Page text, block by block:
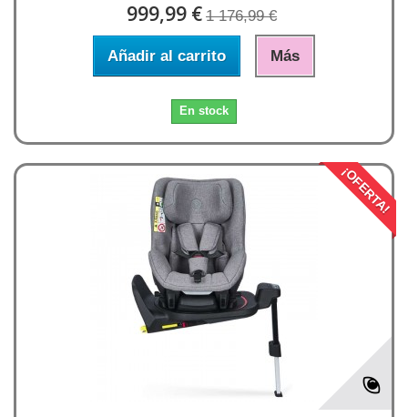
999,99 € 1 176,99 €
Añadir al carrito Más
En stock
¡OFERTA!